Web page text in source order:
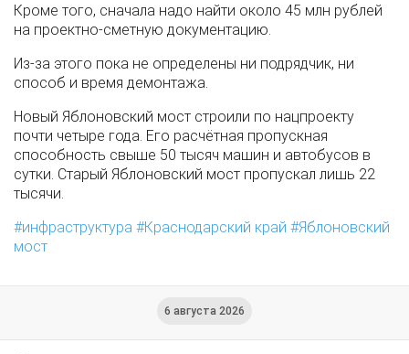
Кроме того, сначала надо найти около 45 млн рублей
на проектно-сметную документацию.
Из-за этого пока не определены ни подрядчик, ни
способ и время демонтажа.
Новый Яблоновский мост строили по нацпроекту
почти четыре года. Его расчётная пропускная
способность свыше 50 тысяч машин и автобусов в
сутки. Старый Яблоновский мост пропускал лишь 22
тысячи.
инфраструктура
Краснодарский край
Яблоновский
мост
6 августа 2026